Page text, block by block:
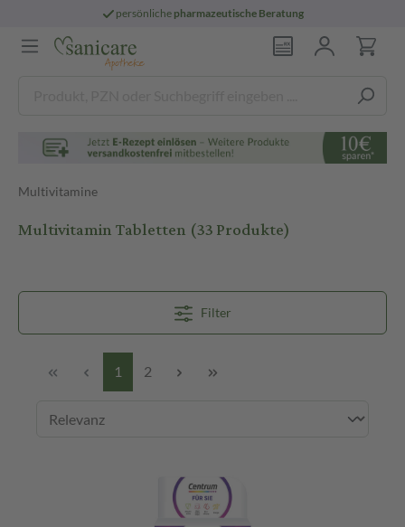
persönliche pharmazeutische Beratung
Multivitamine
Multivitamin Tabletten (33 Produkte)
Filter
1 2